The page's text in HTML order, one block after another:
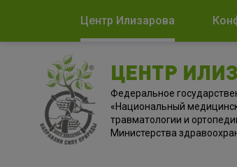
Центр Илизарова
ЦЕНТР
Федеральное
«Национальный
травматологии и
Министерства